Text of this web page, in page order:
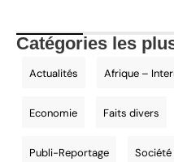
Catégories les
Actualités Afrique –
Economie Faits divers
Publi-Reportage Société